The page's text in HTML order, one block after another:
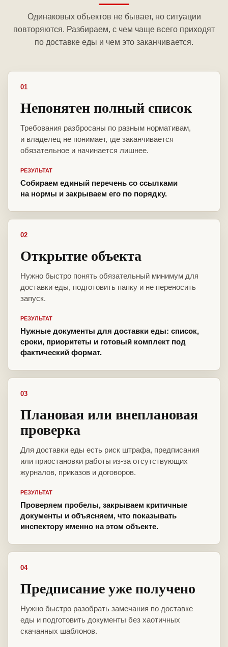
Одинаковых объектов не бывает, но ситуации
повторяются. Разбираем, с чем чаще всего приходят
по доставке еды и чем это заканчивается.
01
Непонятен полный список
Требования разбросаны по разным нормативам,
и владелец не понимает, где заканчивается
обязательное и начинается лишнее.
РЕЗУЛЬТАТ
Собираем единый перечень со ссылками
на нормы и закрываем его по порядку.
02
Открытие объекта
Нужно быстро понять обязательный минимум для
доставки еды, подготовить папку и не переносить
запуск.
РЕЗУЛЬТАТ
Нужные документы для доставки еды: список,
сроки, приоритеты и готовый комплект под
фактический формат.
03
Плановая или внеплановая
проверка
Для доставки еды есть риск штрафа, предписания
или приостановки работы из-за отсутствующих
журналов, приказов и договоров.
РЕЗУЛЬТАТ
Проверяем пробелы, закрываем критичные
документы и объясняем, что показывать
инспектору именно на этом объекте.
04
Предписание уже получено
Нужно быстро разобрать замечания по доставке
еды и подготовить документы без хаотичных
скачанных шаблонов.